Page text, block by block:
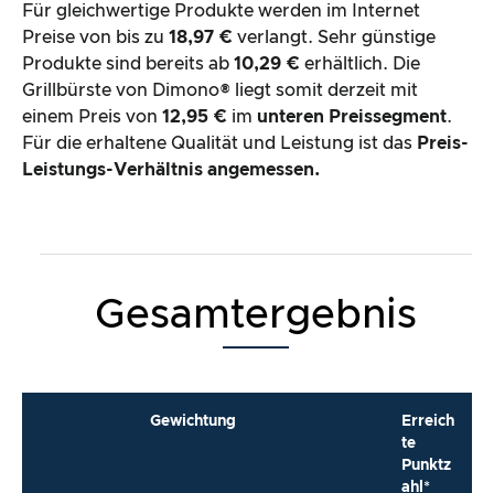
Für gleichwertige Produkte werden im Internet
Preise von bis zu 18,97 € verlangt. Sehr günstige
Produkte sind bereits ab 10,29 € erhältlich. Die
Grillbürste von Dimono® liegt somit derzeit mit
einem Preis von 12,95 € im unteren Preissegment.
Für die erhaltene Qualität und Leistung ist das Preis-
Leistungs-Verhältnis angemessen.
Gesamtergebnis
Gewichtung
Erreich
te
Punktz
ahl*